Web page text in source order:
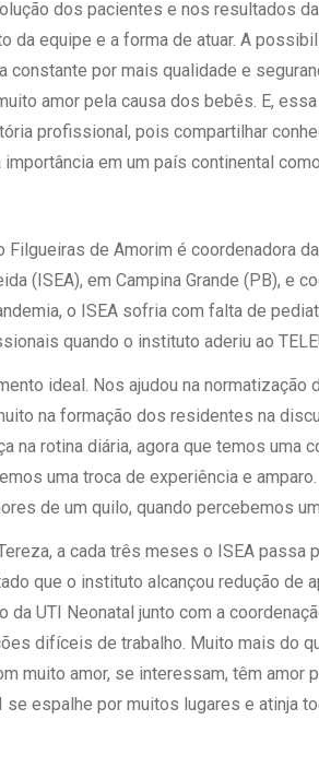
dos pacientes e nos resultados
da equipe e a forma de atuar. A
constante por mais qualidade e
amor pela causa dos bebês. E,
profissional, pois compartilhar
em um país continental
Filgueiras de Amorim é coordenadora
(ISEA), em Campina Grande (PB), e
o ISEA sofria com falta de
quando o instituto aderiu ao
ideal. Nos ajudou na
na formação dos residentes na
na rotina diária, agora que temos uma
uma troca de experiência e
de um quilo, quando percebemos
a cada três meses o ISEA
que o instituto alcançou redução de
da UTI Neonatal junto com a
difíceis de trabalho. Muito mais do
muito amor, se interessam, têm
se espalhe por muitos lugares e atinja